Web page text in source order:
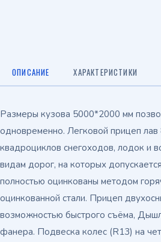
ОПИСАНИЕ ХАРАКТЕРИСТИКИ
Размеры кузова 5000*2000 мм
одновременно. Легковой прицеп
квадроциклов снегоходов, лодок и
видам дорог, на которых
полностью оцинкованы методом
оцинкованной стали. Прицеп
возможностью быстрого съёма,
фанера. Подвеска колес (R13) на